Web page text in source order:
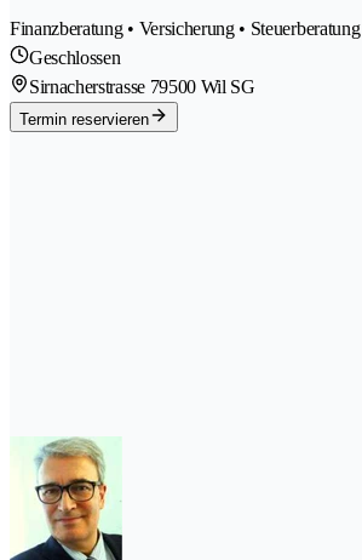
Finanzberatung • Versicherung • Steuerberatung
Geschlossen
Sirnacherstrasse 79500 Wil SG
Termin reservieren